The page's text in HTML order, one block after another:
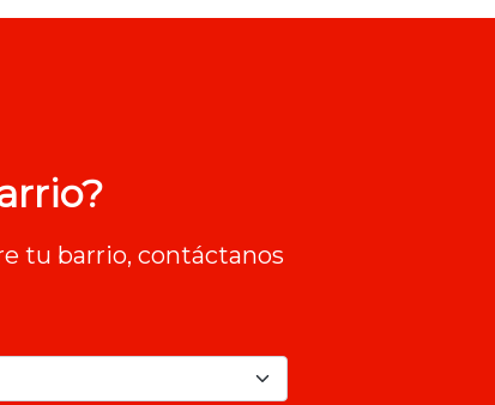
tu barrio, contáctanos